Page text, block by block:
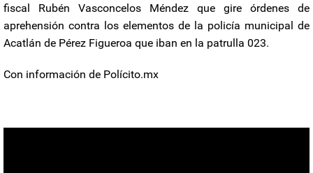
fiscal Rubén Vasconcelos Méndez que gire órdenes de
aprehensión contra los elementos de la policía municipal de
Acatlán de Pérez Figueroa que iban en la patrulla 023.
Con información de Polícito.mx